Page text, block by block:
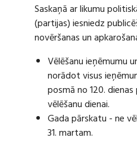
Saskaņā ar likumu
(partijas) iesniedz
novēršanas un
Vēlēšanu ieņēmumu
norādot visus
posmā no 120.
vēlēšanu dienai.
Gada pārskatu - ne
31. martam.